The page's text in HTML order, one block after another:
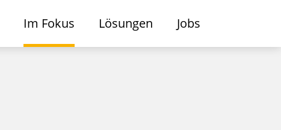
Im Fokus Lösungen Jobs